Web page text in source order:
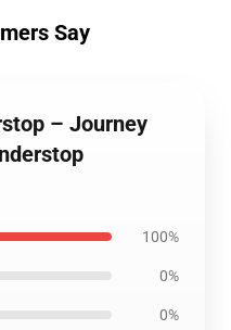
Say
– Journey
100%
0%
0%